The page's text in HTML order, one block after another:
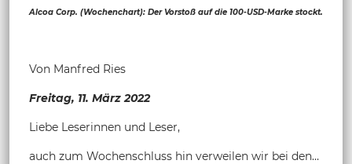
Alcoa Corp. (Wochenchart): Der Vorstoß auf die 100-USD-Marke stockt.
Von Manfred Ries
Freitag, 11. März 2022
Liebe Leserinnen und Leser,
auch zum Wochenschluss hin verweilen wir bei den…